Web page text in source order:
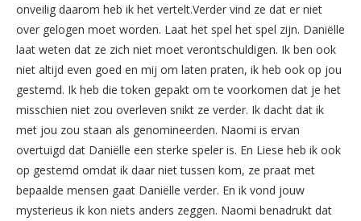
onveilig daarom heb ik het vertelt.Verder vind ze dat er niet
over gelogen moet worden. Laat het spel het spel zijn. Daniëlle
laat weten dat ze zich niet moet verontschuldigen. Ik ben ook
niet altijd even goed en mij om laten praten, ik heb ook op jou
gestemd. Ik heb die token gepakt om te voorkomen dat je het
misschien niet zou overleven snikt ze verder. Ik dacht dat ik
met jou zou staan als genomineerden. Naomi is ervan
overtuigd dat Daniëlle een sterke speler is. En Liese heb ik ook
op gestemd omdat ik daar niet tussen kom, ze praat met
bepaalde mensen gaat Daniëlle verder. En ik vond jouw
mysterieus ik kon niets anders zeggen. Naomi benadrukt dat